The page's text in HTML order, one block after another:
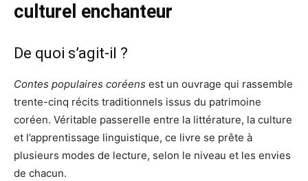
culturel enchanteur
De quoi s’agit-il ?
Contes populaires coréens est un ouvrage qui rassemble
trente-cinq récits traditionnels issus du patrimoine
coréen. Véritable passerelle entre la littérature, la culture
et l’apprentissage linguistique, ce livre se prête à
plusieurs modes de lecture, selon le niveau et les envies
de chacun.